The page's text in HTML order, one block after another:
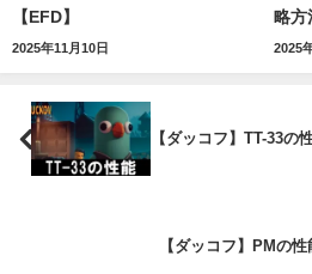
【EFD】
2025年11月10日
略方
2025
【ダッコフ】TT-33の
【ダッコフ】PMの性